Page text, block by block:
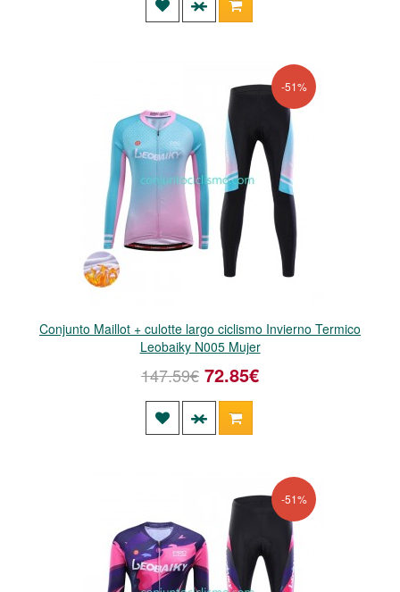
-51%
Conjunto Maillot + culotte largo ciclismo Invierno Termico
Leobaiky N005 Mujer
147.59€ 72.85€
-51%